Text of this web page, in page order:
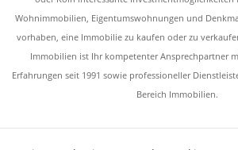
Wohnimmobilien, Eigentumswohnungen und
vorhaben, eine Immobilie zu kaufen oder zu
Immobilien ist Ihr kompetenter Ansprechpartner
Erfahrungen seit 1991 sowie professioneller
Bereich Immobilien.